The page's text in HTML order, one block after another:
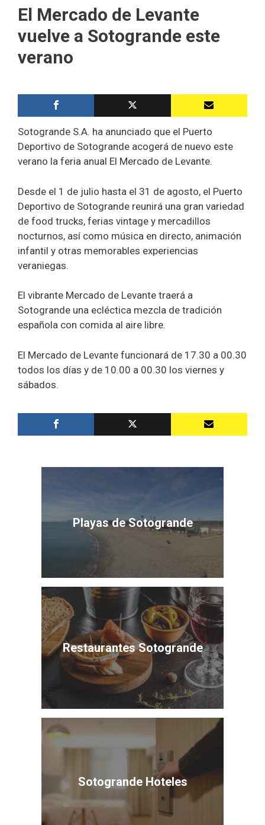
El Mercado de Levante
vuelve a Sotogrande este
verano
Sotogrande S.A. ha anunciado que el Puerto
Deportivo de Sotogrande acogerá de nuevo este
verano la feria anual El Mercado de Levante.
Desde el 1 de julio hasta el 31 de agosto, el Puerto
Deportivo de Sotogrande reunirá una gran variedad
de food trucks, ferias vintage y mercadillos
nocturnos, así como música en directo, animación
infantil y otras memorables experiencias
veraniegas.
El vibrante Mercado de Levante traerá a
Sotogrande una ecléctica mezcla de tradición
española con comida al aire libre.
El Mercado de Levante funcionará de 17.30 a 00.30
todos los días y de 10.00 a 00.30 los viernes y
sábados.
Playas de Sotogrande
Restaurantes Sotogrande
Sotogrande Hoteles